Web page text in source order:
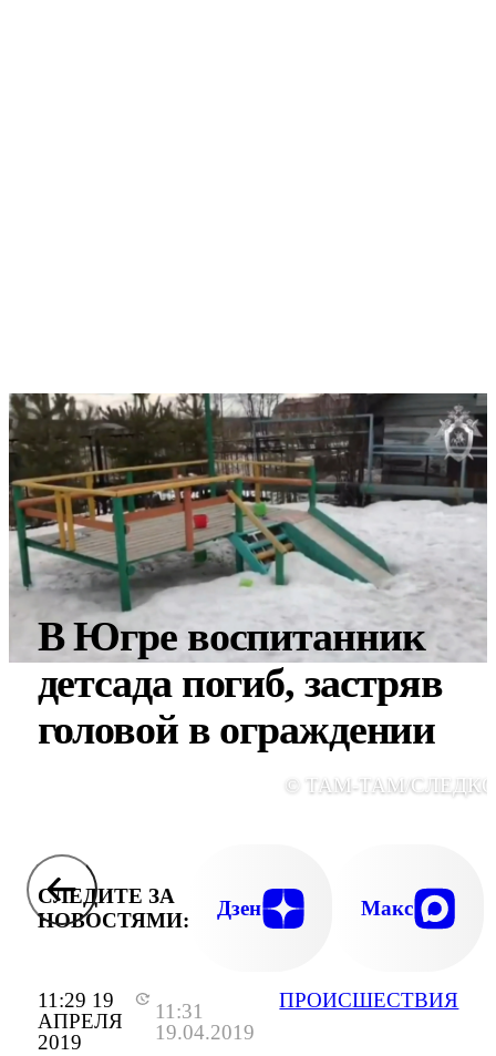
11:29 19
АПРЕЛЯ
2019
11:31
19.04.2019
ПРОИСШЕСТВИЯ
В Югре воспитанник
детсада погиб, застряв
головой в ограждении
© ТАМ-ТАМ/
СЛЕДИТЕ ЗА
НОВОСТЯМИ:
Дзен Макс